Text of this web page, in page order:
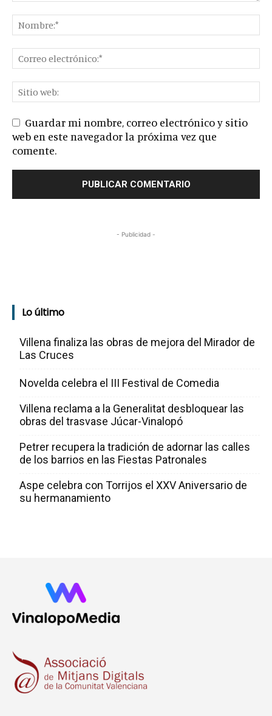
Guardar mi nombre, correo electrónico y sitio
web en este navegador la próxima vez que
comente.
- Publicidad -
Lo último
Villena finaliza las obras de mejora del Mirador de
Las Cruces
Novelda celebra el III Festival de Comedia
Villena reclama a la Generalitat desbloquear las
obras del trasvase Júcar-Vinalopó
Petrer recupera la tradición de adornar las calles
de los barrios en las Fiestas Patronales
Aspe celebra con Torrijos el XXV Aniversario de
su hermanamiento